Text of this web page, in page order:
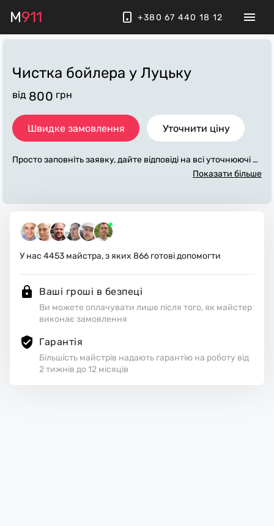
M911 +380 67 440 18 12
Чистка бойлера у Луцьку
від 800 грн
Швидке замовлення Уточнити ціну
Просто заповніть заявку, дайте відповіді на всі уточнюючі за
питання по «чистка бойлера». Ми зв'яжемося з вами протя
ці стежать за чистотою та прибирають робоче місце.
Показати більше
У нас 4453 майстра, з яких 866 готові допомогти
Ваші гроші в безпеці
Ви можете оплачувати лише після того, як майстер
виконає замовлення
Гарантія
Більшість майстрів надають гарантію на роботу від
2 тижнів до 12 місяців